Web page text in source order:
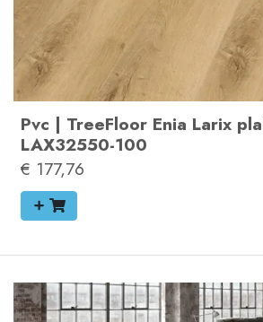
Pvc | TreeFloor Enia Larix
LAX32550-100
€ 177,76